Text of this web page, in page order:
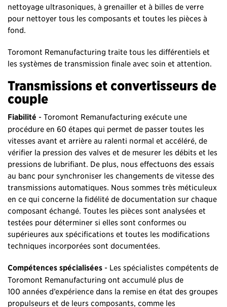
nettoyage ultrasoniques, à grenailler et à billes de verre
pour nettoyer tous les composants et toutes les pièces à
fond.
Toromont Remanufacturing traite tous les différentiels et
les systèmes de transmission finale avec soin et attention.
Transmissions et convertisseurs de
couple
Fiabilité - Toromont Remanufacturing exécute une
procédure en 60 étapes qui permet de passer toutes les
vitesses avant et arrière au ralenti normal et accéléré, de
vérifier la pression des valves et de mesurer les débits et les
pressions de lubrifiant. De plus, nous effectuons des essais
au banc pour synchroniser les changements de vitesse des
transmissions automatiques. Nous sommes très méticuleux
en ce qui concerne la fidélité de documentation sur chaque
composant échangé. Toutes les pièces sont analysées et
testées pour déterminer si elles sont conformes ou
supérieures aux spécifications et toutes les modifications
techniques incorporées sont documentées.
Compétences spécialisées - Les spécialistes compétents de
Toromont Remanufacturing ont accumulé plus de
100 années d’expérience dans la remise en état des groupes
propulseurs et de leurs composants, comme les